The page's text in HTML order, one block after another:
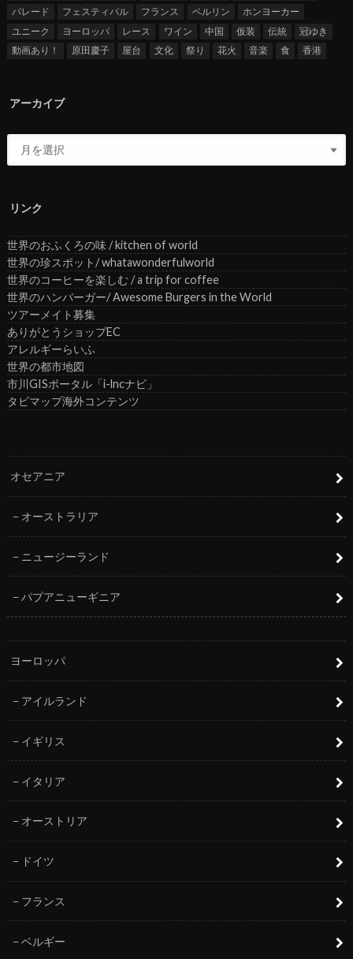
パレード
フェスティバル フランス ベルリン
ホンヨーカー
ユニーク
ヨーロッパ レース ワイン 中国 仮装 伝統
冠ゆき
動画あり！
原田慶子 屋台 文化 祭り 花火 音楽 食 香港
アーカイブ
リンク
世界のおふくろの味 / kitchen of world
世界の珍スポット/ whatawonderfulworld
世界のコーヒーを楽しむ / a trip for coffee
世界のハンバーガー/ Awesome Burgers in the World
ツアーメイト募集
ありがとうショップEC
アレルギーらいふ
世界の都市地図
市川GISポータル「i-lncナビ」
タビマップ海外コンテンツ
オセアニア
オーストラリア
ニュージーランド
パプアニューギニア
ヨーロッパ
アイルランド
イギリス
イタリア
オーストリア
ドイツ
フランス
ベルギー